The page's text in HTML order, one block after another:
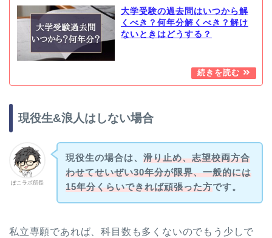
大学受験の過去問はいつから解
くべき？何年分解くべき？解け
ないときはどうする？
現役生&浪人はしない場合
ぽこラボ所長
現役生の場合は、 滑り止め、志望校両方合
わせてせいぜい30年分が限界、一般的には
15年分くらいできれば頑張った方です。
私立専願であれば、科目数も多くないのでもう少しで